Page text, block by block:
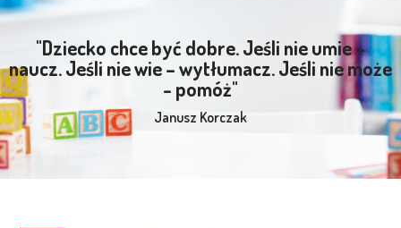
"Dziecko chce być dobre. Jeśli nie umie –
naucz. Jeśli nie wie – wytłumacz. Jeśli nie może
- pomóż"
Janusz Korczak